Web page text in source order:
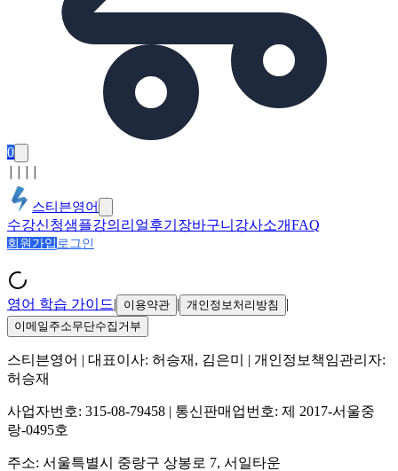
0
스티븐영어
수강신청샘플강의 리얼후기 장바구니 강사소개FAQ
회원가입 로그인
영어 학습 가이드| 이용약관 | 개인정보처리방침 |
이메일주소무단수집거부
스티븐영어 | 대표이사: 허승재, 김은미
| 개인정보책임관리자:
허승재
사업자번호: 315-08-79458 | 통신판매업번호: 제 2017-서울중
랑-0495호
주소: 서울특별시 중랑구 상봉로 7, 서일타운